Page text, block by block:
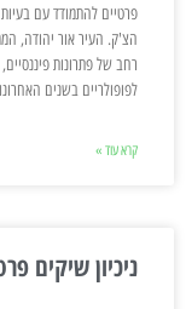
פרטיים להתמודד עם בעיות
הצ'ק. העיר אור יהודה,
רחב של פתרונות
לפופולריים בשנים
קרא עוד »
ניכיון שיקים